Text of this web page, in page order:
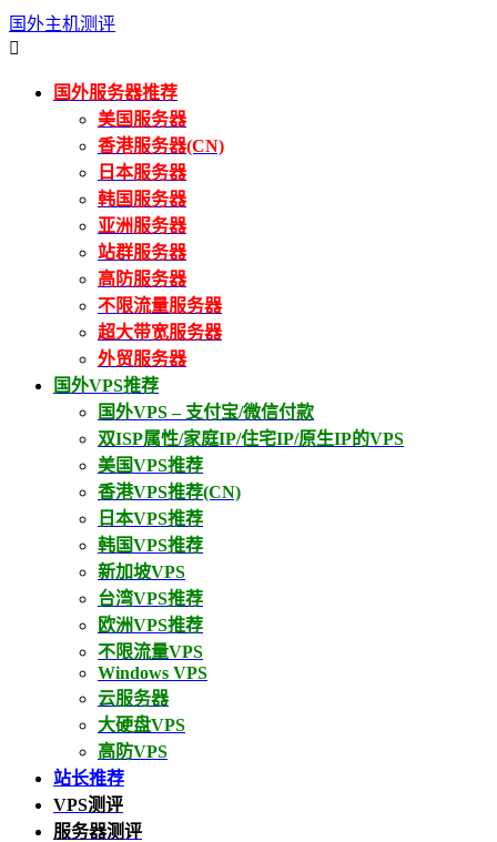
国外主机测评

国外服务器推荐
美国服务器
香港服务器(CN)
日本服务器
韩国服务器
亚洲服务器
站群服务器
高防服务器
不限流量服务器
超大带宽服务器
外贸服务器
国外VPS推荐
国外VPS – 支付宝/微信付款
双ISP属性/家庭IP/住宅IP/原生IP的VPS
美国VPS推荐
香港VPS推荐(CN)
日本VPS推荐
韩国VPS推荐
新加坡VPS
台湾VPS推荐
欧洲VPS推荐
不限流量VPS
Windows VPS
云服务器
大硬盘VPS
高防VPS
站长推荐
VPS测评
服务器测评